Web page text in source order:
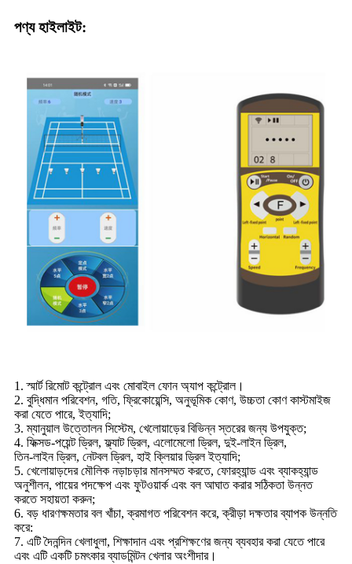
পণ্য হাইলাইট:
1. স্মার্ট রিমোট কন্ট্রোল এবং মোবাইল ফোন অ্যাপ কন্ট্রোল।
2. বুদ্ধিমান পরিবেশন, গতি, ফ্রিকোয়েন্সি, অনুভূমিক কোণ, উচ্চতা কোণ কাস্টমাইজ
করা যেতে পারে, ইত্যাদি;
3. ম্যানুয়াল উত্তোলন সিস্টেম, খেলোয়াড়ের বিভিন্ন স্তরের জন্য উপযুক্ত;
4. ফিক্সড-পয়েন্ট ড্রিল, ফ্ল্যাট ড্রিল, এলোমেলো ড্রিল, দুই-লাইন ড্রিল,
তিন-লাইন ড্রিল, নেটবল ড্রিল, হাই ক্লিয়ার ড্রিল ইত্যাদি;
5. খেলোয়াড়দের মৌলিক নড়াচড়ার মানসম্মত করতে, ফোরহ্যান্ড এবং ব্যাকহ্যান্ড
অনুশীলন, পায়ের পদক্ষেপ এবং ফুটওয়ার্ক এবং বল আঘাত করার সঠিকতা উন্নত
করতে সহায়তা করুন;
6. বড় ধারণক্ষমতার বল খাঁচা, ক্রমাগত পরিবেশন করে, ক্রীড়া দক্ষতার ব্যাপক উন্নতি
করে:
7. এটি দৈনন্দিন খেলাধুলা, শিক্ষাদান এবং প্রশিক্ষণের জন্য ব্যবহার করা যেতে পারে
এবং এটি একটি চমৎকার ব্যাডমিন্টন খেলার অংশীদার।